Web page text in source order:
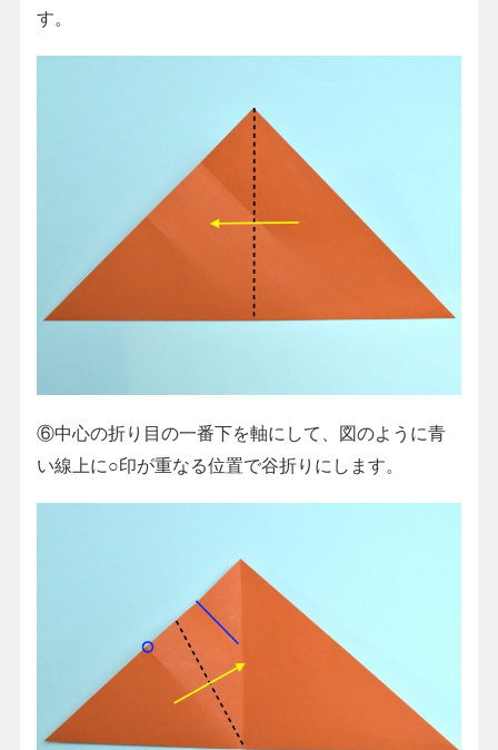
す。
⑥中心の折り目の一番下を軸にして、図のように青
い線上に○印が重なる位置で谷折りにします。